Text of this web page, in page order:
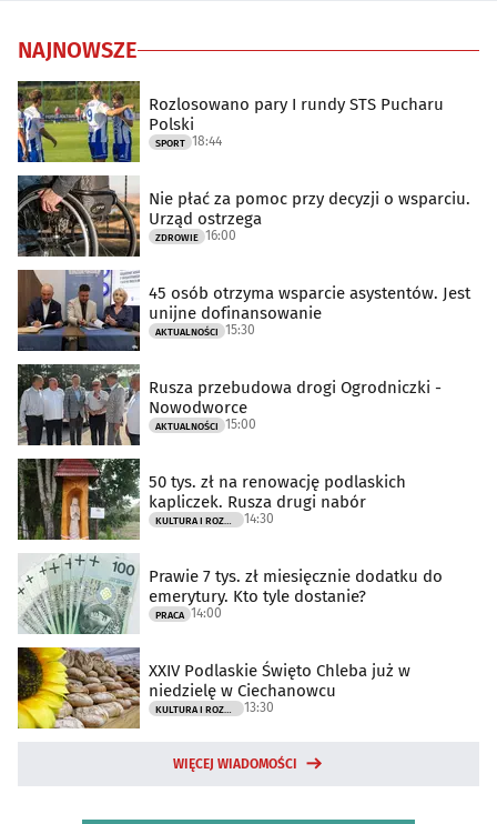
NAJNOWSZE
Rozlosowano pary I rundy STS Pucharu
Polski
SPORT 18:44
Nie płać za pomoc przy decyzji o wsparciu.
Urząd ostrzega
ZDROWIE 16:00
45 osób otrzyma wsparcie asystentów. Jest
unijne dofinansowanie
AKTUALNOŚCI 15:30
Rusza przebudowa drogi Ogrodniczki -
Nowodworce
AKTUALNOŚCI 15:00
50 tys. zł na renowację podlaskich
kapliczek. Rusza drugi nabór
14:30
Prawie 7 tys. zł miesięcznie dodatku do
emerytury. Kto tyle dostanie?
PRACA 14:00
XXIV Podlaskie Święto Chleba już w
niedzielę w Ciechanowcu
13:30
WIĘCEJ WIADOMOŚCI